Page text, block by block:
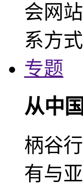
专题
从中
柄谷
有与